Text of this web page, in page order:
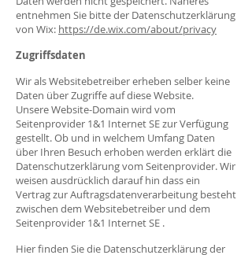
entnehmen Sie bitte der Datenschutzerklärung
von Wix: https://de.wix.com/about/privacy
Zugriffsdaten
Wir als Websitebetreiber erheben selber keine
Daten über Zugriffe auf diese Website.
Unsere Website-Domain wird vom
Seitenprovider 1&1 Internet SE zur Verfügung
gestellt. Ob und in welchem Umfang Daten
über Ihren Besuch erhoben werden erklärt die
Datenschutzerklärung vom Seitenprovider. Wir
weisen ausdrücklich darauf hin dass ein
Vertrag zur Auftragsdatenverarbeitung besteht
zwischen dem Websitebetreiber und dem
Seitenprovider 1&1 Internet SE .
Hier finden Sie die Datenschutzerklärung der